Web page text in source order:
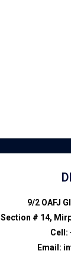
9/2 OAFJ
Section # 14,
Cell:
Email: